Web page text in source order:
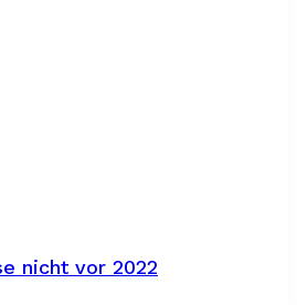
nicht vor 2022